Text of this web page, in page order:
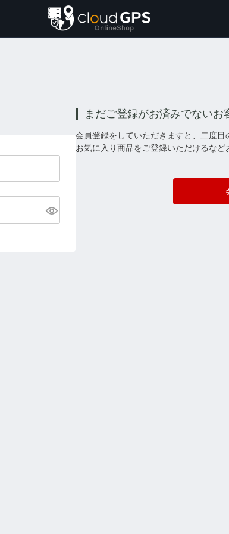
まだご登録がお済みでないお
会員登録をしていただきますと、二度目
お気に入り商品をご登録いただけるなど